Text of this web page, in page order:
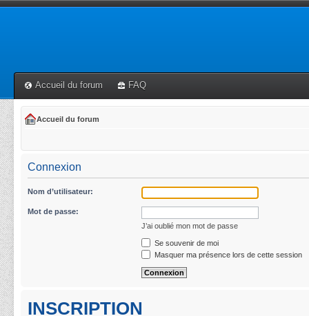
Accueil du forum FAQ
Accueil du forum
Connexion
Nom d’utilisateur:
Mot de passe:
J’ai oublié mon mot de passe
Se souvenir de moi
Masquer ma présence lors de cette session
INSCRIPTION